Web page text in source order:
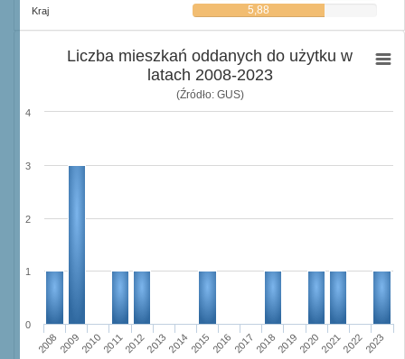
Kraj 5,88
Liczba mieszkań oddanych do użytku w
latach 2008-2023
(Źródło: GUS)
2008200920102011201220132014201520162017201820192020202120222023
0
1
2
3
4